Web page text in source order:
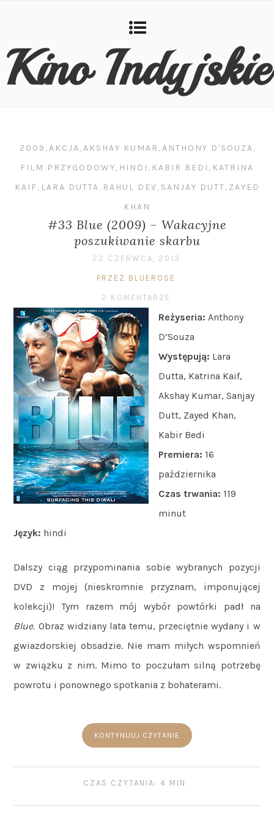
Kino Indyjskie
2009 ,AKCJA,AKSHAY KUMAR ,ANTHONY D'SOUZA,
FILM PRZYGODOWY, HINDI , KABIR BEDI , KATRINA
KAIF , LARA DUTTA, RAHUL DEV, SANJAY DUTT, ZAYED
KHAN
#33 Blue (2009) – Wakacyjne
poszukiwanie skarbu
22 CZERWCA, 2013
PRZEZ BLUEROSE
2 KOMENTARZE
Reżyseria: Anthony
D’Souza
Występują: Lara
Dutta, Katrina Kaif,
Akshay Kumar, Sanjay
Dutt, Zayed Khan,
Kabir Bedi
Premiera: 16
października
Czas trwania: 119
minut
Język: hindi
Dalszy ciąg przypominania sobie wybranych pozycji
DVD z mojej (nieskromnie przyznam, imponującej
kolekcji)! Tym razem mój wybór powtórki padł na
Blue. Obraz widziany lata temu, przeciętnie wydany i w
gwiazdorskiej obsadzie. Nie mam miłych wspomnień
w związku z nim. Mimo to poczułam silną potrzebę
powrotu i ponownego spotkania z bohaterami.
KONTYNUUJ CZYTANIE
CZAS CZYTANIA: 4 MIN